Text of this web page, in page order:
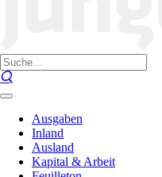
Ausgaben
Inland
Ausland
Kapital & Arbeit